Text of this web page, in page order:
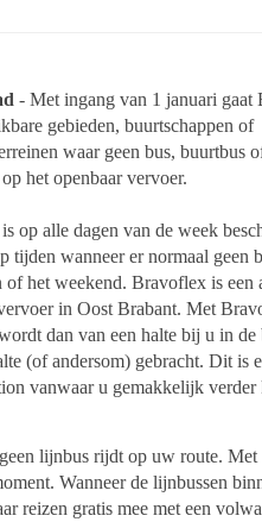
- Met ingang van 1 januari gaat
gebieden, buurtschappen of
waar geen bus, buurtbus
het openbaar vervoer.
op alle dagen van de week
tijden wanneer er normaal geen
of het weekend. Bravoflex is een
in OostBrabant. Met
dan van een halte bij u in
(ofandersom) gebracht. Dit is
vanwaar u gemakkelijk verder
geen lijnbus rijdt op uw route. Met
Wanneer de lijnbussen
reizen gratis mee met een